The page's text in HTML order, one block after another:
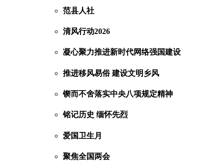
范县人社
清风行动2026
凝心聚力推进新时代网络强国建设
推进移风易俗 建设文明乡风
锲而不舍落实中央八项规定精神
铭记历史 缅怀先烈
爱国卫生月
聚焦全国两会